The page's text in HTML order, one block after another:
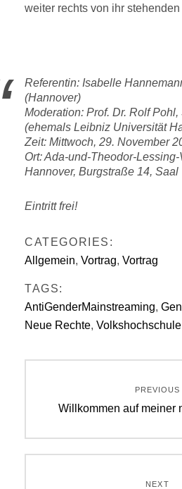
weiter rechts von ihr
Referentin: Isabelle
(Hannover)
Moderation: Prof. Dr. Rolf
(ehemals Leibniz Universität
Zeit: Mittwoch, 29. November
Ort: Ada-und-Theodor-
Hannover, Burgstraße 14, Saal
Eintritt frei!
CATEGORIES:
Allgemein, Vortrag, Vortrag
TAGS:
AntiGenderMainstreaming,
Neue Rechte, Volkshochschule
PREVIOUS
Previous
Willkommen auf meiner
NEXT